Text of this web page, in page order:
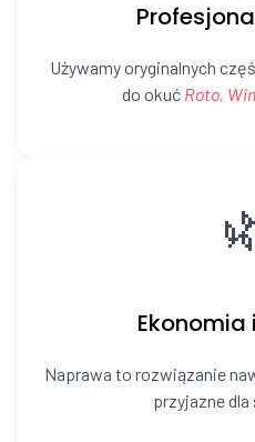
Używamy oryginalnych
do okuć Roto,
Naprawa to rozwiązanie
przyjazne